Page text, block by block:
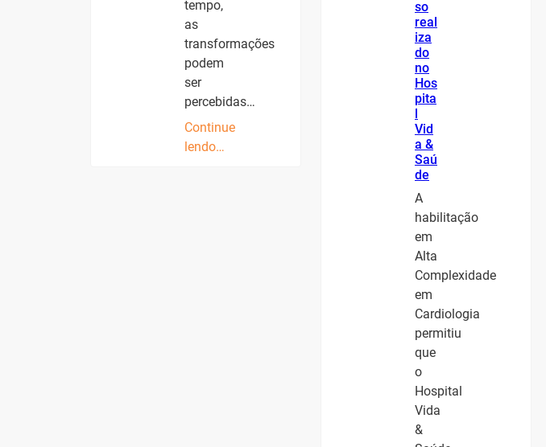
tempo,
as
transformações
podem
ser
percebidas…
Continue
lendo…
so
real
iza
do
no
Hos
pita
Vid
a &
Saú
de
A
habilitação
em
Alta
Complexidade
em
Cardiologia
permitiu
que
o
Hospital
Vida
&